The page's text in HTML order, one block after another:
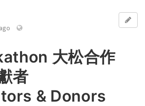
大松合作
者
& Donors